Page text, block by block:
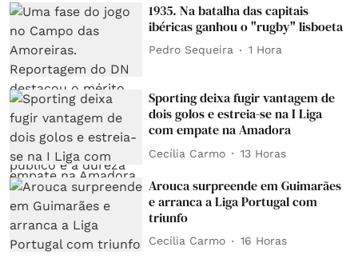
1935. Na batalha das capitais
ibéricas ganhou o "rugby" lisboeta
Pedro Sequeira 1 Hora
Sporting deixa fugir vantagem de
dois golos e estreia-se na I Liga
com empate na Amadora
Cecília Carmo 13 Horas
Arouca surpreende em Guimarães
e arranca a Liga Portugal com
triunfo
Cecília Carmo 16 Horas